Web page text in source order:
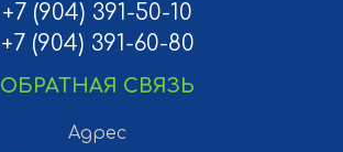
+7 (904) 391-50-10
+7 (904) 391-60-80
ОБРАТНАЯ СВЯЗЬ
Адрес